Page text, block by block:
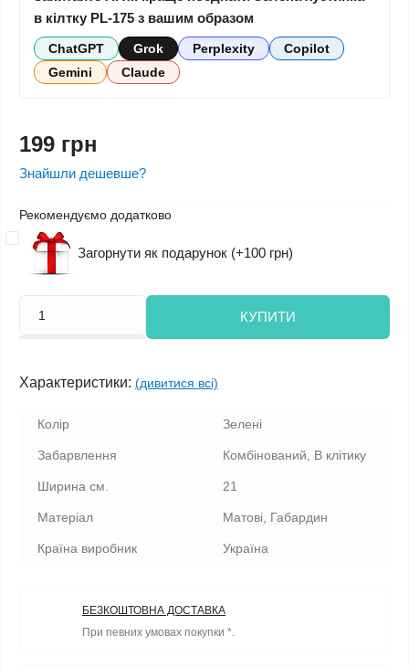
в кілтку PL-175 з вашим образом
ChatGPT Grok Perplexity
Copilot
Gemini
Claude
199 грн
Знайшли дешевше?
Рекомендуємо додатково
Загорнути як подарунок (+100 грн)
КУПИТИ
Характеристики: (дивитися всі)
Колір Зелені
Забарвлення Комбінований, В клітику
Ширина см. 21
Матеріал Матові, Габардин
Країна виробник Україна
БЕЗКОШТОВНА ДОСТАВКА
При певних умовах покупки *.